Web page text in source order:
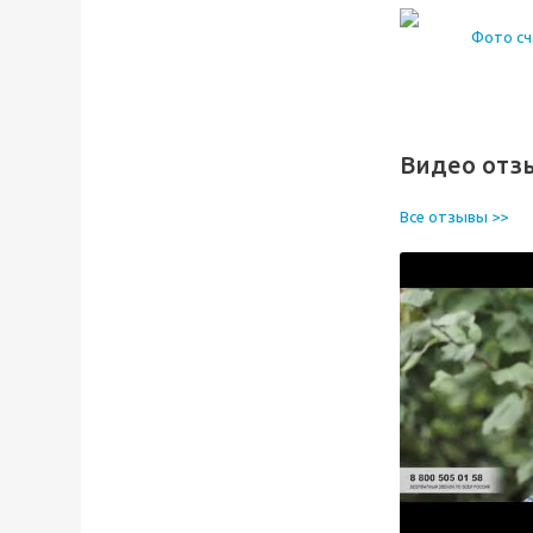
Видео
Все отзывы >>